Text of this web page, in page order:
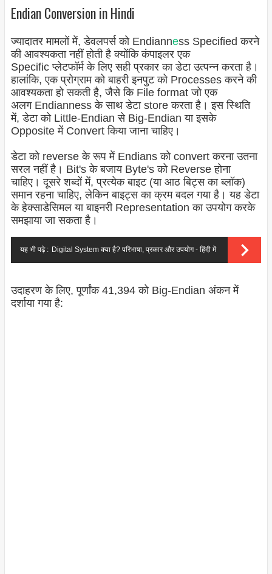
Endian Conversion in Hindi
ज्यादातर मामलों में, डेवलपर्स को EndiannessSpecified करने
की आवश्यकता नहीं होती है क्योंकि कंपाइलर एक
Specific प्लेटफॉर्म के लिए सही प्रकार का डेटा उत्पन्न करता है।
हालांकि, एक प्रोग्राम को बाहरी इनपुट को Processes करने की
आवश्यकता हो सकती है, जैसे कि File format जो एक
अलग Endiannessके साथ डेटा store करता है। इस स्थिति
में, डेटा को Little-Endian से Big-Endian या इसके
Opposite में Convert किया जाना चाहिए।
डेटा को reverse के रूप में Endiansको convert करना उतना
सरल नहीं है। Bit's के बजाय Byte's को Reverse होना
चाहिए। दूसरे शब्दों में, प्रत्येक बाइट (या आठ बिट्स का ब्लॉक)
समान रहना चाहिए, लेकिन बाइट्स का क्रम बदल गया है। यह डेटा
के हेक्साडेसिमल या बाइनरी Representation का उपयोग करके
समझाया जा सकता है।
यह भी पढ़े : Digital System क्या है? परिभाषा, प्रकार और उपयोग - हिंदी में
उदाहरण के लिए, पूर्णांक 41,394 को Big-Endian अंकन में
दर्शाया गया है: